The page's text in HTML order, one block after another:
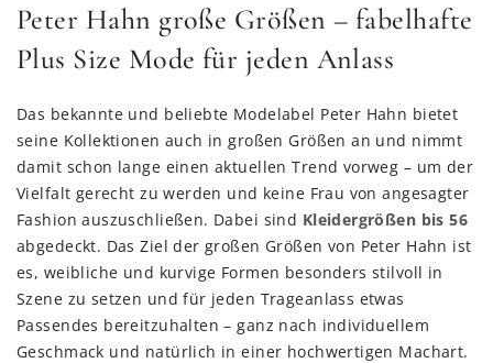
Peter Hahn große Größen – fabelhafte
Plus Size Mode für jeden Anlass
Das bekannte und beliebte Modelabel Peter Hahn bietet
seine Kollektionen auch in großen Größen an und nimmt
damit schon lange einen aktuellen Trend vorweg – um der
Vielfalt gerecht zu werden und keine Frau von angesagter
Fashion auszuschließen. Dabei sind Kleidergrößen bis 56
abgedeckt. Das Ziel der großen Größen von Peter Hahn ist
es, weibliche und kurvige Formen besonders stilvoll in
Szene zu setzen und für jeden Trageanlass etwas
Passendes bereitzuhalten – ganz nach individuellem
Geschmack und natürlich in einer hochwertigen Machart.